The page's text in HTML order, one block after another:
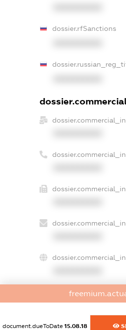
dossier.rfSanctions
XXXXXXXXXX
document.dueToDate 15.08.18